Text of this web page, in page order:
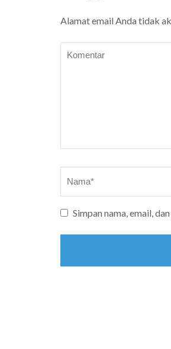
Alamat email Anda tidak
Simpan nama, email,